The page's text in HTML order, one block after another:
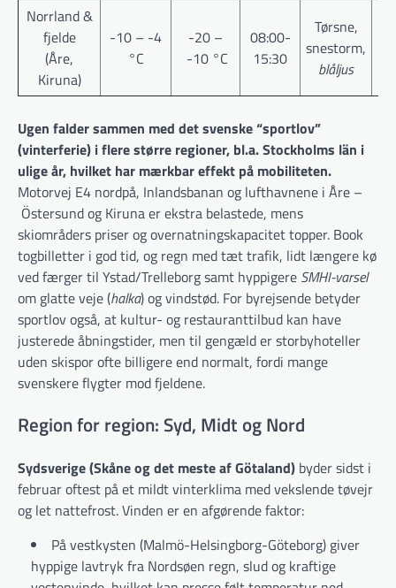
Norrland &
fjelde
(Åre,
Kiruna)
-10 – -4
°C
-20 –
-10 °C
08:00-
15:30
Tørsne,
snestorm,
blåljus
Ugen falder sammen med det svenske “sportlov”
(vinterferie) i flere større regioner, bl.a. Stockholms län i
ulige år, hvilket har mærkbar effekt på mobiliteten.
Motorvej E4 nordpå, Inlandsbanan og lufthavnene i Åre –
Östersund og Kiruna er ekstra belastede, mens
skiområders priser og overnatningskapacitet topper. Book
togbilletter i god tid, og regn med tæt trafik, lidt længere kø
ved færger til Ystad/Trelleborg samt hyppigere SMHI-varsel
om glatte veje (halka) og vindstød. For byrejsende betyder
sportlov også, at kultur- og restauranttilbud kan have
justerede åbningstider, men til gengæld er storbyhoteller
uden skispor ofte billigere end normalt, fordi mange
svenskere flygter mod fjeldene.
Region for region: Syd, Midt og Nord
Sydsverige (Skåne og det meste af Götaland) byder sidst i
februar oftest på et mildt vinterklima med vekslende tøvejr
og let nattefrost. Vinden er en afgørende faktor:
På vestkysten (Malmö-Helsingborg-Göteborg) giver
hyppige lavtryk fra Nordsøen regn, slud og kraftige